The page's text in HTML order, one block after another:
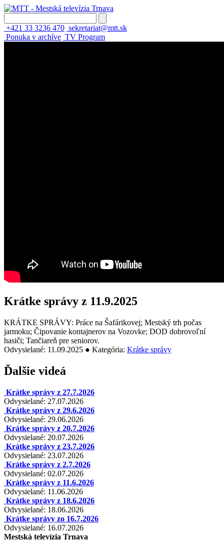
+421 33 3236 470 sekretariat@mtt.sk
Ponuka v archíve TV Program
Krátke správy z 11.9.2025
KRÁTKE SPRÁVY: Práce na Šafárikovej; Mestský trh počas
jarmoku; Čipovanie kontajnerov na Vozovke; DOD dobrovoľní
hasiči; Tančiareň pre seniorov.
Odvysielané: 11.09.2025 ● Kategória: Krátke správy
Ďalšie videá
Krátke správy z 27.7.2026
Odvysielané: 27.07.2026
Krátke správy z 29.6.2026
Odvysielané: 29.06.2026
Krátke správy z 20.7.2026
Odvysielané: 20.07.2026
Krátke správy z 23.7.2026
Odvysielané: 23.07.2026
Krátke správy z 2.7.2026
Odvysielané: 02.07.2026
Krátke správy z 11.6.2026
Odvysielané: 11.06.2026
Krátke správy z 18.6.2026
Odvysielané: 18.06.2026
Krátke správy zo 16.7.2026
Odvysielané: 16.07.2026
Mestská televízia Trnava